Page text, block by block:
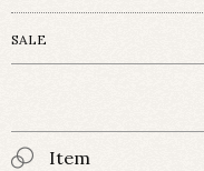
SALE
Item